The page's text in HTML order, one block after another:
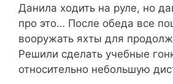
Данила ходить на руле, но
про это… После обеда все
вооружать яхты для
Решили сделать учебные
относительно небольшую